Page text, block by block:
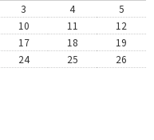
3 4
5
10 11
12
17 18
19
24 25
26